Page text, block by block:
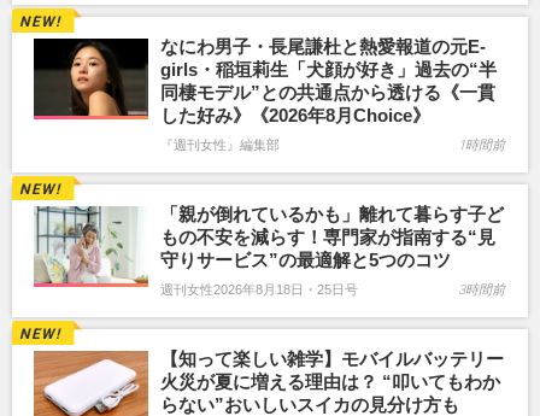
なにわ男子・長尾謙杜と熱愛報道の元E-
girls・稲垣莉生「犬顔が好き」過去の“半
同棲モデル”との共通点から透ける《一貫
した好み》《2026年8月Choice》
『週刊女性』編集部 1時間前
「親が倒れているかも」離れて暮らす子ど
もの不安を減らす！専門家が指南する“見
守りサービス”の最適解と5つのコツ
週刊女性2026年8月18日・25日号 3時間前
【知って楽しい雑学】モバイルバッテリー
火災が夏に増える理由は？ “叩いてもわか
らない”おいしいスイカの見分け方も